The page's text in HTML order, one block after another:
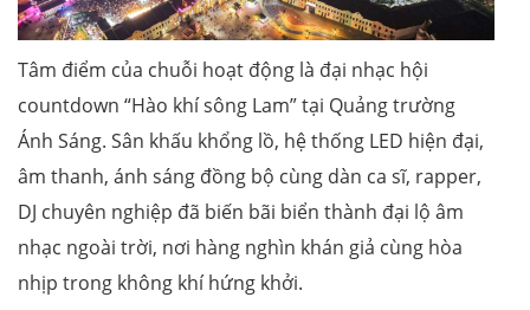
Tâm điểm của chuỗi hoạt động là đại nhạc hội
countdown “Hào khí sông Lam” tại Quảng trường
Ánh Sáng. Sân khấu khổng lồ, hệ thống LED hiện đại,
âm thanh, ánh sáng đồng bộ cùng dàn ca sĩ, rapper,
DJ chuyên nghiệp đã biến bãi biển thành đại lộ âm
nhạc ngoài trời, nơi hàng nghìn khán giả cùng hòa
nhịp trong không khí hứng khởi.